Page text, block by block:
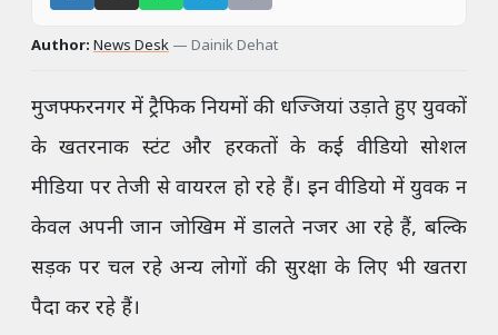
Author: News Desk — Dainik Dehat
मुजफ्फरनगर में ट्रैफिक नियमों की धज्जियां उड़ाते हुए युवकों
के खतरनाक स्टंट और हरकतों के कई वीडियो सोशल
मीडिया पर तेजी से वायरल हो रहे हैं। इन वीडियो में युवक न
केवल अपनी जान जोखिम में डालते नजर आ रहे हैं, बल्कि
सड़क पर चल रहे अन्य लोगों की सुरक्षा के लिए भी खतरा
पैदा कर रहे हैं।